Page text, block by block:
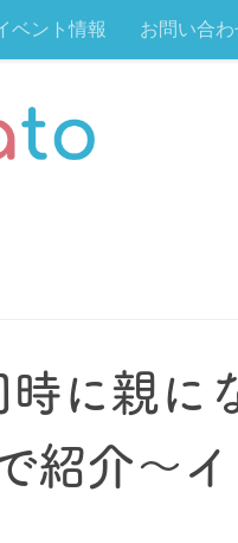
ベント情報 お問い合
時に親に
紹介〜